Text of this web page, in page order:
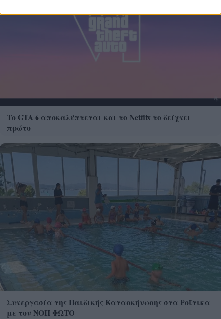
Το GTA 6 αποκαλύπτεται και το Netflix το δείχνει
πρώτο
Συνεργασία της Παιδικής Κατασκήνωσης στα Ροΐτικα
με τον ΝΟΠ ΦΩΤΟ